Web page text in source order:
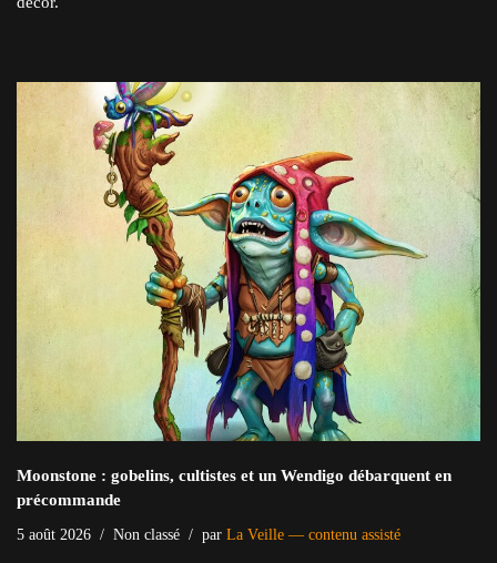
Moonstone : gobelins, cultistes et un Wendigo débarquent en
précommande
5 août 2026 Non classé par La Veille — contenu assisté